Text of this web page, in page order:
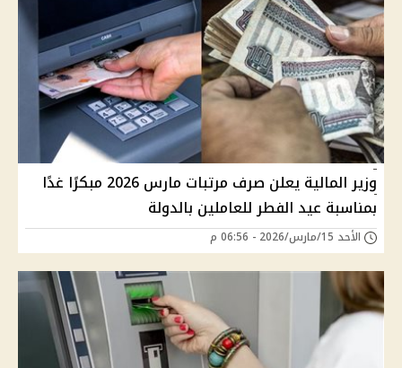
وزير المالية يعلن صرف مرتبات مارس 2026 مبكرًا غدًا
بمناسبة عيد الفطر للعاملين بالدولة
الأحد 15/مارس/2026 - 06:56 م